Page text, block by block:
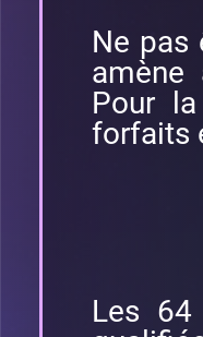
Ne pas
amène
Pour
forfaits
Les 64